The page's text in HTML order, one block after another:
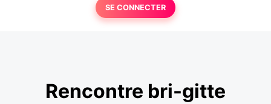
SE CONNECTER
Rencontre bri-gitte